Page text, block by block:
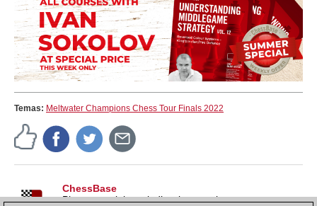
Temas: Meltwater Champions Chess Tour Finals 2022
ChessBase
Pistas, tutoriales e indicaciones sobre nuestros